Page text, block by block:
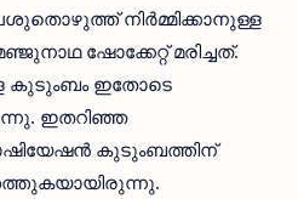
നിര്‍മ്മിക്കാനുള്ള
ഷോക്കേറ്റ് മരിച്ചത്.
കുടുംബം ഇതോടെ
ഇതറിഞ്ഞ
കുടുംബത്തിന്